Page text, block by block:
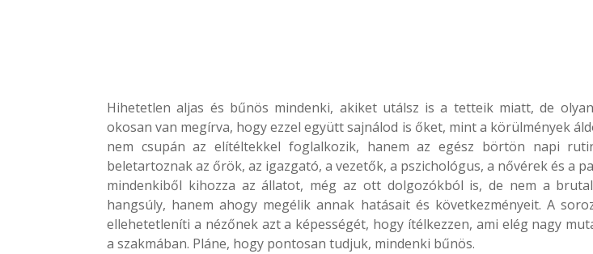
Hihetetlen aljas és bűnös mindenki, akiket utálsz is a tetteik miatt, de
okosan van megírva, hogy ezzel együtt sajnálod is őket, mint a körülmények
nem csupán az elítéltekkel foglalkozik, hanem az egész börtön napi
beletartoznak az őrök, az igazgató, a vezetők, a pszichológus, a nővérek és a
mindenkiből kihozza az állatot, még az ott dolgozókból is, de nem a
hangsúly, hanem ahogy megélik annak hatásait és következményeit. A
ellehetetleníti a nézőnek azt a képességét, hogy ítélkezzen, ami elég nagy
a szakmában. Pláne, hogy pontosan tudjuk, mindenki bűnös.